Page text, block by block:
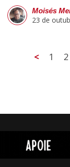
Moisés
23 de
< 1 2